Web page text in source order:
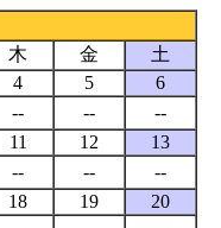
木 金
土
4 5
6
-- --
--
11 12
13
-- --
--
18 19
20